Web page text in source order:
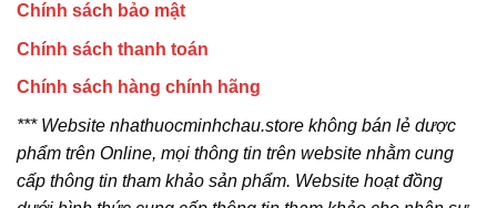
Chính sách bảo mật
Chính sách thanh toán
Chính sách hàng chính hãng
*** Website nhathuocminhchau.store không bán lẻ dược
phẩm trên Online, mọi thông tin trên website nhằm cung
cấp thông tin tham khảo sản phẩm. Website hoạt đồng